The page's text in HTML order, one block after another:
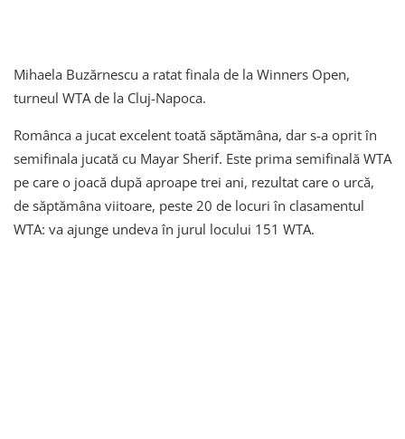
Mihaela Buzărnescu a ratat finala de la Winners Open,
turneul WTA de la Cluj-Napoca.
Românca a jucat excelent toată săptămâna, dar s-a oprit în
semifinala jucată cu Mayar Sherif. Este prima semifinală WTA
pe care o joacă după aproape trei ani, rezultat care o urcă,
de săptămâna viitoare, peste 20 de locuri în clasamentul
WTA: va ajunge undeva în jurul locului 151 WTA.